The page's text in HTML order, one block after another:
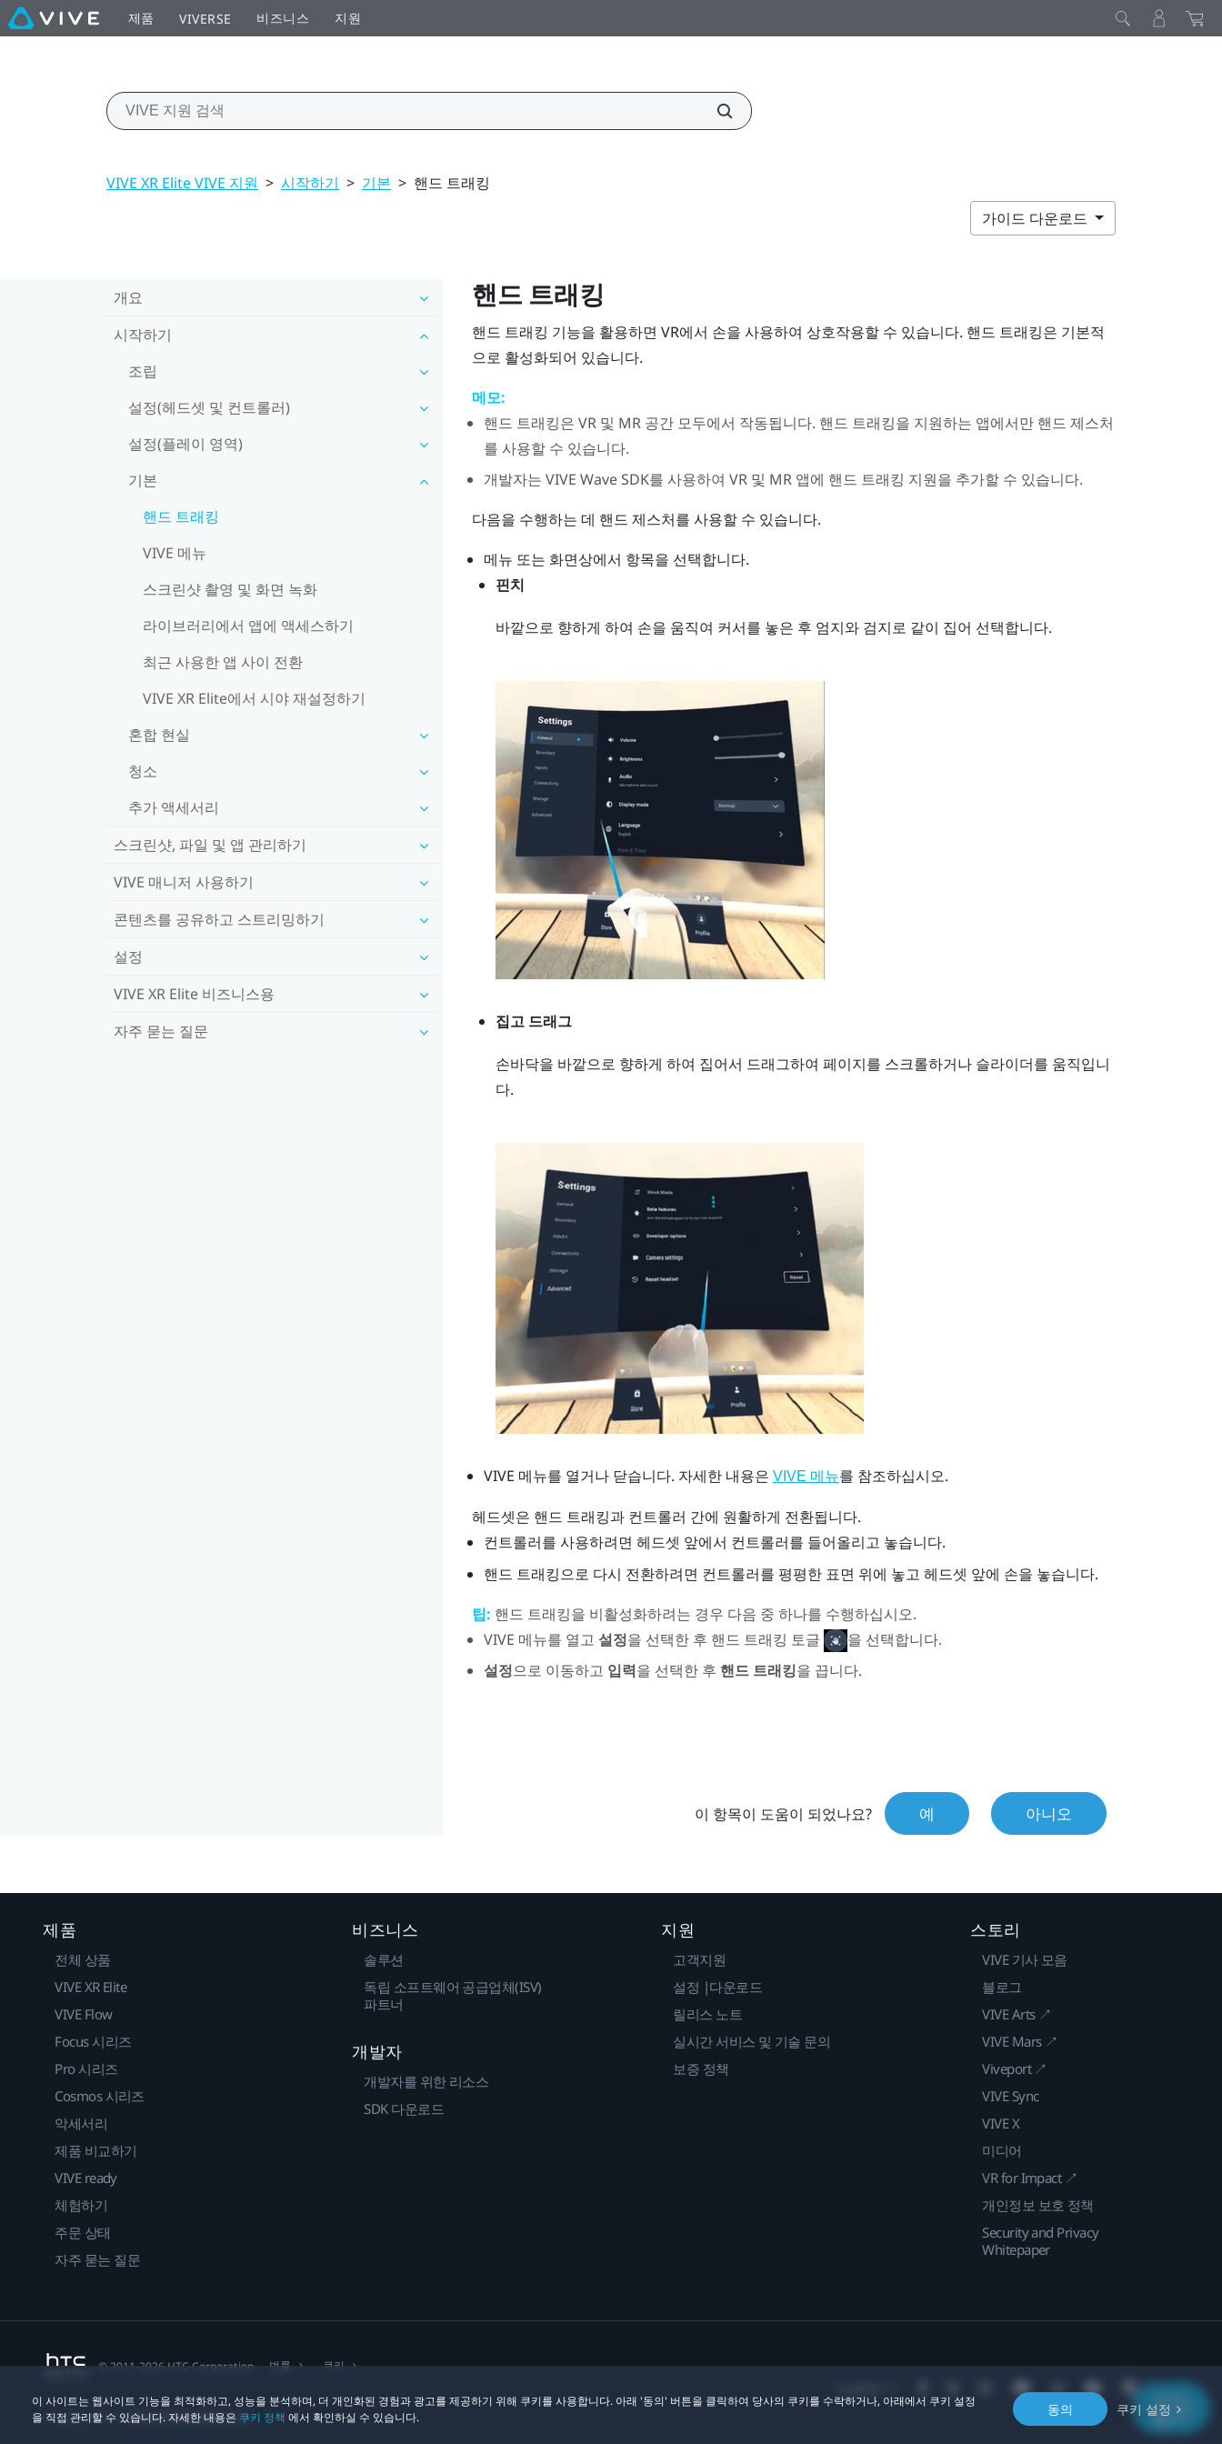
제품 VIVERSE 비즈니스 지원
VIVE XR Elite VIVE 지원 > 시작하기 > 기본 > 핸드 트래킹
가이드 다운로드
개요
시작하기
조립
설정(헤드셋 및 컨트롤러)
설정(플레이 영역)
기본
핸드 트래킹
VIVE 메뉴
스크린샷 촬영 및 화면 녹화
라이브러리에서 앱에 액세스하기
최근 사용한 앱 사이 전환
VIVE XR Elite에서 시야 재설정하기
혼합 현실
청소
추가 액세서리
스크린샷, 파일 및 앱 관리하기
VIVE 매니저 사용하기
콘텐츠를 공유하고 스트리밍하기
설정
VIVE XR Elite 비즈니스용
자주 묻는 질문
핸드 트래킹
핸드 트래킹 기능을 활용하면 VR에서 손을 사용하여 상호작용할 수 있습니다. 핸드 트래킹은 기본적
으로 활성화되어 있습니다.
메모:
핸드 트래킹은 VR 및 MR 공간 모두에서 작동됩니다. 핸드 트래킹을 지원하는 앱에서만 핸드 제스처
를 사용할 수 있습니다.
개발자는 VIVE WaveSDK를 사용하여 VR 및 MR 앱에 핸드 트래킹 지원을 추가할 수 있습니다.
다음을 수행하는 데 핸드 제스처를 사용할 수 있습니다.
메뉴 또는 화면상에서 항목을 선택합니다.
핀치
바깥으로 향하게 하여 손을 움직여 커서를 놓은 후 엄지와 검지로 같이 집어 선택합니다.
집고 드래그
손바닥을 바깥으로 향하게 하여 집어서 드래그하여 페이지를 스크롤하거나 슬라이더를 움직입니
다.
VIVE 메뉴를 열거나 닫습니다. 자세한 내용은 VIVE 메뉴를 참조하십시오.
헤드셋은 핸드 트래킹과 컨트롤러 간에 원활하게 전환됩니다.
컨트롤러를 사용하려면 헤드셋 앞에서 컨트롤러를 들어올리고 놓습니다.
핸드 트래킹으로 다시 전환하려면 컨트롤러를 평평한 표면 위에 놓고 헤드셋 앞에 손을 놓습니다.
팁: 핸드 트래킹을 비활성화하려는 경우 다음 중 하나를 수행하십시오.
VIVE 메뉴를 열고 설정을 선택한 후 핸드 트래킹 토글
을 선택합니다.
설정으로 이동하고 입력을 선택한 후 핸드 트래킹을 끕니다.
이 항목이 도움이 되었나요? 예 아니오
이 사이트는 웹사이트 기능을 최적화하고, 성능을 분석하며, 더 개인화된 경험과 광고를 제공하기 위해 쿠키를 사용합니다. 아래 '동의' 버튼을 클릭하여 당사의 쿠키를 수락하거나, 아래에서 쿠키 설정
을 직접 관리할 수 있습니다. 자세한 내용은 쿠키 정책 에서 확인하실 수 있습니다. 동의 쿠키 설정
제품
전체 상품
VIVE XR Elite
VIVE Flow
Focus 시리즈
Pro 시리즈
Cosmos 시리즈
악세서리
제품 비교하기
VIVE ready
체험하기
주문 상태
자주 묻는 질문
비즈니스
솔루션
독립 소프트웨어 공급업체(ISV)
파트너
개발자
개발자를 위한 리소스
SDK 다운로드
지원
고객지원
설정 |다운로드
릴리스 노트
실시간 서비스 및 기술 문의
보증 정책
스토리
VIVE 기사 모음
블로그
VIVE Arts ↗
VIVE Mars ↗
Viveport ↗
VIVE Sync
VIVE X
미디어
VR for Impact ↗
개인정보 보호 정책
Security and Privacy
Whitepaper
© 2011-2026 HTC Corporation 법률 쿠키
개인정보 연락처:Global-Privacy@htc.com